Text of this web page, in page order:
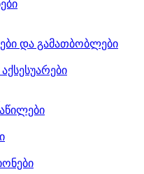
და გამათბობლები